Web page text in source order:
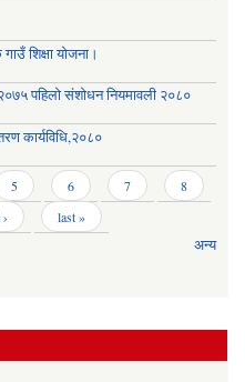
शिक्षा योजना।
२०७५ पहिलो संशोधन नियमावली २०८०
कार्यविधि,२०८०
5 6 7
8
last »
अन्य